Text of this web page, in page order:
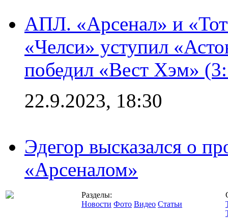
АПЛ. «Арсенал» и
«Челси» уступил
победил «Вест Хэм»
22.9.2023, 18:30
Эдегор высказался о
«Арсеналом»
Разделы:
Новости Фото Видео Статьи